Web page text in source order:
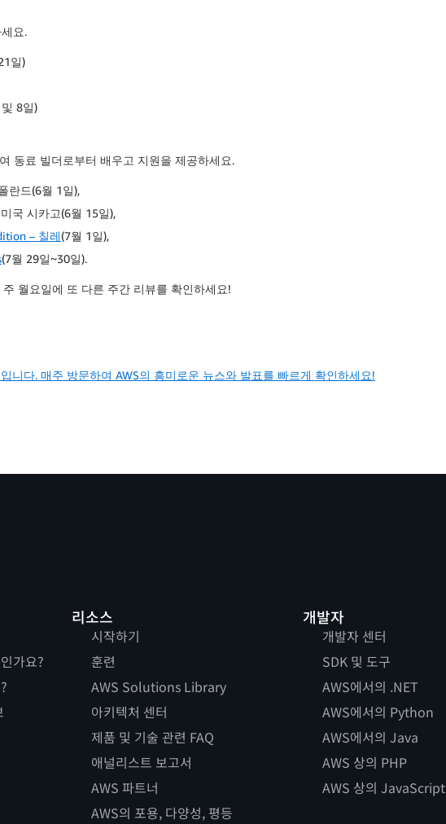
요.
일)
8일)
동료 빌더로부터 배우고 지원을 제공하세요.
란드(6월 1일),
국 시카고(6월 15일),
– 칠레(7월 1일),
(7월 29일~30일).
월요일에 또 다른 주간 리뷰를 확인하세요!
니다. 매주 방문하여 AWS의 흥미로운 뉴스와 발표를 빠르게 확인하세요!
가요?
리소스
시작하기
훈련
AWS Solutions Library
아키텍처 센터
제품 및 기술 관련 FAQ
애널리스트 보고서
AWS 파트너
AWS의 포용, 다양성, 평등
개발자
개발자 센터
SDK 및 도구
AWS에서의 .NET
AWS에서의 Python
AWS에서의 Java
AWS 상의 PHP
AWS 상의 JavaScript